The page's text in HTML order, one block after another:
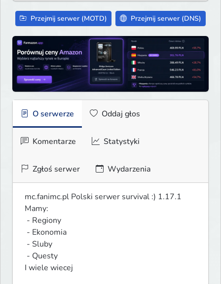
Przejmij serwer (MOTD) Przejmij serwer (DNS)
O serwerze Oddaj głos
Komentarze Statystyki
Zgłoś serwer Wydarzenia
mc.fanimc.pl Polski serwer survival :) 1.17.1
Mamy:
I wiele wiecej